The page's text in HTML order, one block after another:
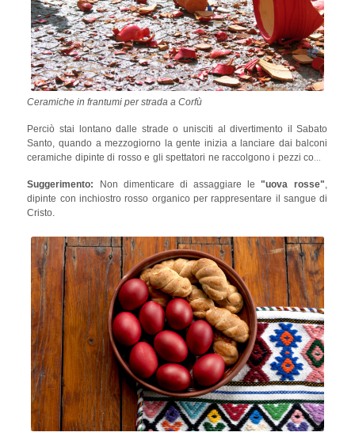
Ceramiche in frantumi per strada a Corfù
Perciò stai lontano dalle strade o unisciti al divertimento il Sabato
Santo, quando a mezzogiorno la gente inizia a lanciare dai balconi
ceramiche dipinte di rosso e gli spettatori ne raccolgono i pezzi come
Suggerimento:
Non dimenticare di assaggiare le"uova rosse",
dipinte con inchiostro rosso organico per rappresentare il sangue di
Cristo.